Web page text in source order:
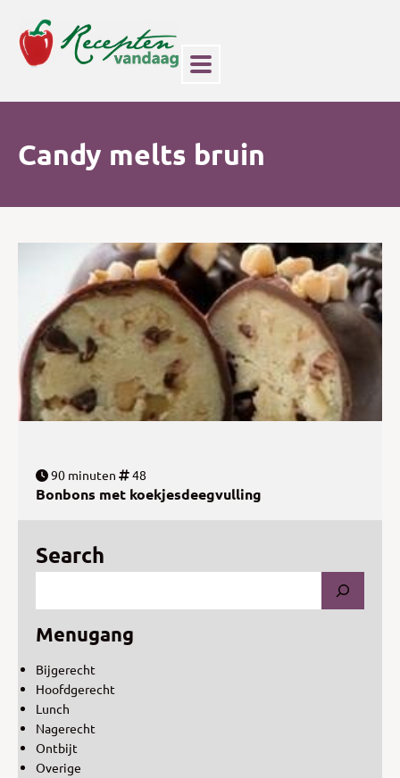
Candy melts bruin
90 minuten 48
Bonbons met koekjesdeegvulling
Search
Menugang
Bijgerecht
Hoofdgerecht
Lunch
Nagerecht
Ontbijt
Overige